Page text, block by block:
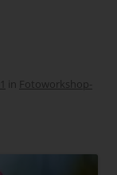
in Fotoworkshop-